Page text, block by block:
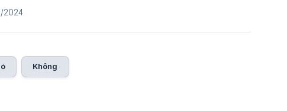
2024
Không